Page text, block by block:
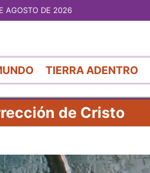
AGOSTO DE 2026
TIERRA ADENTRO
de Cristo